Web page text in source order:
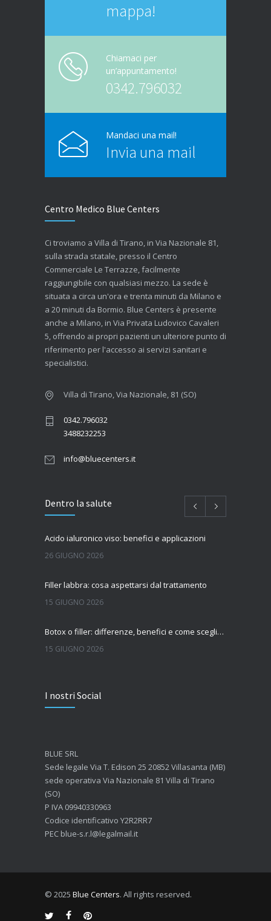
mappa!
Chiamaci per
un’appuntamento!
0342.796032
Mandaci una mail!
Invia una mail
Centro Medico Blue Centers
Ci troviamo a Villa di Tirano, in Via Nazionale 81,
sulla strada statale, presso il Centro
Commerciale Le Terrazze, facilmente
raggiungibile con qualsiasi mezzo. La sede è
situata a circa un'ora e trenta minuti da Milano e
a 20 minuti da Bormio. Blue Centers è presente
anche a Milano, in Via Privata Ludovico Cavaleri
5, offrendo ai propri pazienti un ulteriore punto di
riferimento per l'accesso ai servizi sanitari e
specialistici.
Villa di Tirano, Via Nazionale, 81 (SO)
0342.796032
3488232253
info@bluecenters.it
Dentro la salute
Acido ialuronico viso: benefici e applicazioni
26 GIUGNO 2026
Filler labbra: cosa aspettarsi dal trattamento
15 GIUGNO 2026
Botox o filler: differenze, benefici e come scegliere il trattamento più adatto
15 GIUGNO 2026
7 GIUGNO 2026
I nostri Social
BLUE SRL
Sede legale Via T. Edison 25 20852 Villasanta (MB)
sede operativa Via Nazionale 81 Villa di Tirano
(SO)
P IVA 09940330963
Codice identificativo Y2R2RR7
PEC blue-s.r.l@legalmail.it
© 2025 Blue Centers. All rights reserved.